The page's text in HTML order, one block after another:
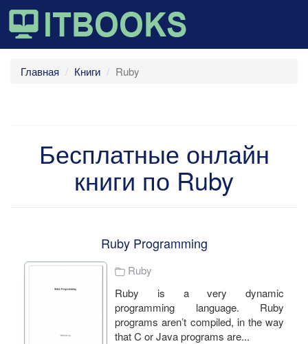
Главная Книги Ruby
Бесплатные онлайн
книги по Ruby
Ruby Programming
Ruby
Ruby is a very dynamic
programming language. Ruby
programs aren’t compiled, in the way
that C or Java programs are...